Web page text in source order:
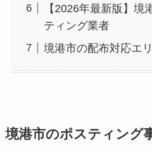
【2026年最新版】境
ティング業者
境港市の配布対応エ
境港市のポスティング